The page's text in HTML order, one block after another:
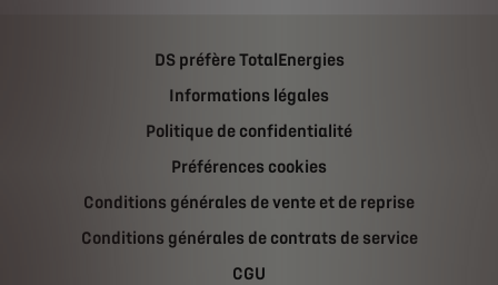
DS préfère TotalEnergies
Informations légales
Politique de confidentialité
Préférences cookies
Conditions générales de vente et de reprise
Conditions générales de contrats de service
CGU